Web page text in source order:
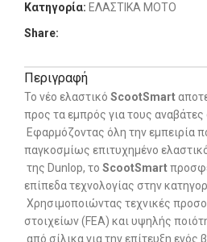
Κατηγορία: ΕΛΑΣΤΙΚΑ MOTO
Share:
Περιγραφή
Το νέο ελαστικό ScootSmart
προς τα εμπρός για τους αναβάτες
Εφαρμόζοντας όλη την εμπειρία
παγκοσμίως επιτυχημένο
της Dunlop, το ScootSmart
επίπεδα τεχνολογίας στην
Χρησιμοποιώντας τεχνικές
στοιχείων (FEA) και υψηλής
από σίλικα για την επίτευξη ενός